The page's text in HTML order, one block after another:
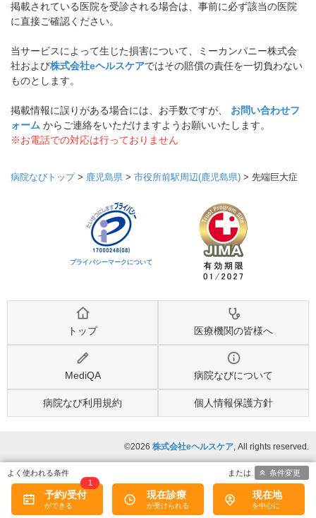
掲載されている医院を受診される場合は、事前に必ず該当の医院
に直接ご確認ください。
当サービスによって生じた損害について、ミーカンパニー株式会
社および株式会社eヘルスケアではその賠償の責任を一切負わない
ものとします。
掲載情報に誤りがある場合には、お手数ですが、 お問い合わせフ
ォーム からご連絡をいただけますようお願いいたします。
※お電話での対応は行っておりません
病院なびトップ> 鹿児島県 > 市役所前駅周辺(鹿児島県) > 先端巨大症
プライバシーマークについて
トップ 医療機関の皆様へ
MediQA 病院なびについて
病院なび利用規約 個人情報保護方針
©2026 株式会社eヘルスケア, All rights reserved.
予約/受付
1
現在診療 現在地
条件変更